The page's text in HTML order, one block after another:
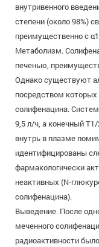
внутривенного
степени (около 98%)
преимущественно с
Метаболизм.
печенью,
Однако существуют
посредством
солифенацина.
9,5 л/ч, а конечный
внутрь в плазме
идентифицированы
фармакологически
неактивных (N-
солифенацина).
Выведение. После
меченного
радиоактивности